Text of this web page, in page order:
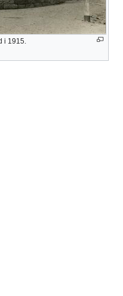
i 1915.